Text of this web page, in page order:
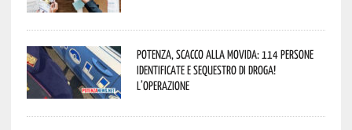
Potenza, scacco alla movida: 114 persone
identificate e sequestro di droga!
L’operazione